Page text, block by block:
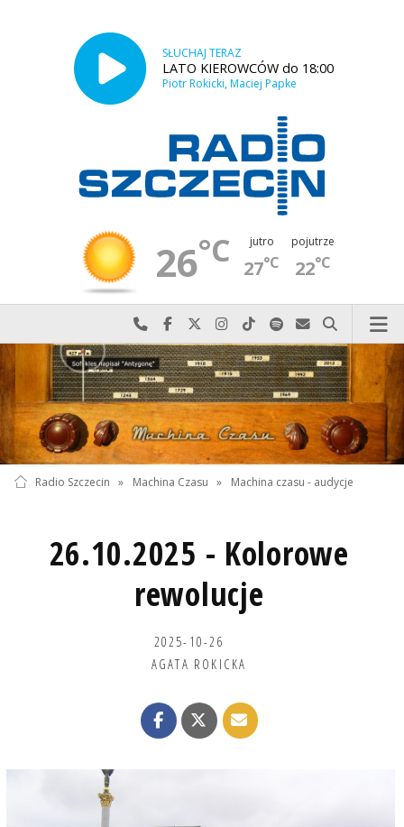
SŁUCHAJ TERAZ
LATO KIEROWCÓW do 18:00
Piotr Rokicki, Maciej Papke
26°C jutro
27°C
pojutrze
22°C
Najlepiej po prostu do nas zadzwoń
Odwiedź nas na Facebook-u
Odwiedź nas na X
Odwiedź nas na Instagram-ie
Odwiedź nas na TikTok-u
Szukaj nas na Spotify
Wyślij do nas
Szukaj
Radio Szczecin » Machina Czasu » Machina czasu - audycje
26.10.2025 - Kolorowe
rewolucje
2025-10-26
AGATA ROKICKA